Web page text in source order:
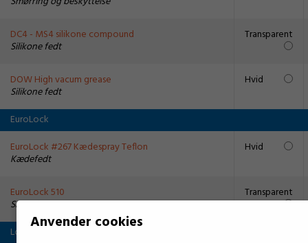
DC4 - MS4 silikone compound
Silikone fedt
Transparent
DOW High vacum grease
Silikone fedt
Hvid
EuroLock
EuroLock #267 Kædespray Teflon
Kædefedt
Hvid
EuroLock 510
Smørring og beskyttelse
Transparent
LoctiteAnvender cookies